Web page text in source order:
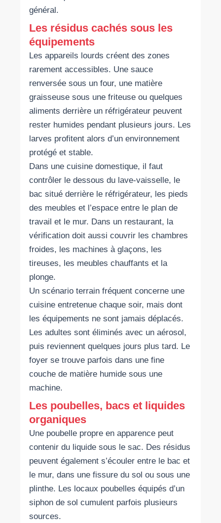
général.
Les résidus cachés sous les
équipements
Les appareils lourds créent des zones
rarement accessibles. Une sauce
renversée sous un four, une matière
graisseuse sous une friteuse ou quelques
aliments derrière un réfrigérateur peuvent
rester humides pendant plusieurs jours. Les
larves profitent alors d’un environnement
protégé et stable.
Dans une cuisine domestique, il faut
contrôler le dessous du lave-vaisselle, le
bac situé derrière le réfrigérateur, les pieds
des meubles et l’espace entre le plan de
travail et le mur. Dans un restaurant, la
vérification doit aussi couvrir les chambres
froides, les machines à glaçons, les
tireuses, les meubles chauffants et la
plonge.
Un scénario terrain fréquent concerne une
cuisine entretenue chaque soir, mais dont
les équipements ne sont jamais déplacés.
Les adultes sont éliminés avec un aérosol,
puis reviennent quelques jours plus tard. Le
foyer se trouve parfois dans une fine
couche de matière humide sous une
machine.
Les poubelles, bacs et liquides
organiques
Une poubelle propre en apparence peut
contenir du liquide sous le sac. Des résidus
peuvent également s’écouler entre le bac et
le mur, dans une fissure du sol ou sous une
plinthe. Les locaux poubelles équipés d’un
siphon de sol cumulent parfois plusieurs
sources.